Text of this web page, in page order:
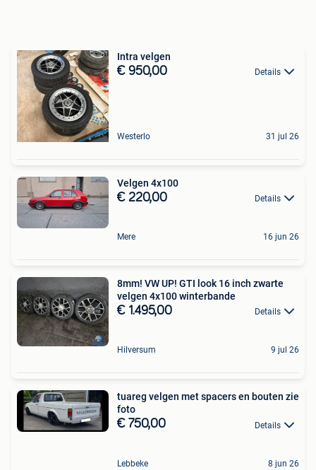
Intra velgen
€ 950,00 Details
Westerlo 31 jul 26
Velgen 4x100
€ 220,00 Details
Mere 16 jun 26
8mm! VW UP! GTI look 16 inch zwarte
velgen 4x100 winterbande
€ 1.495,00 Details
Hilversum 9 jul 26
tuareg velgen met spacers en bouten zie
foto
€ 750,00 Details
Lebbeke 8 jun 26